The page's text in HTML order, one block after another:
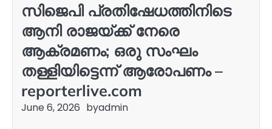
സിജെപി പ്രതിഷേധത്തിനിടെ
ആനി രാജയ്ക്ക് നേരെ
ആക്രമണം; ഒരു സംഘം
തള്ളിയിട്ടെന്ന് ആരോപണം –
reporterlive.com
June 6, 2026 byadmin